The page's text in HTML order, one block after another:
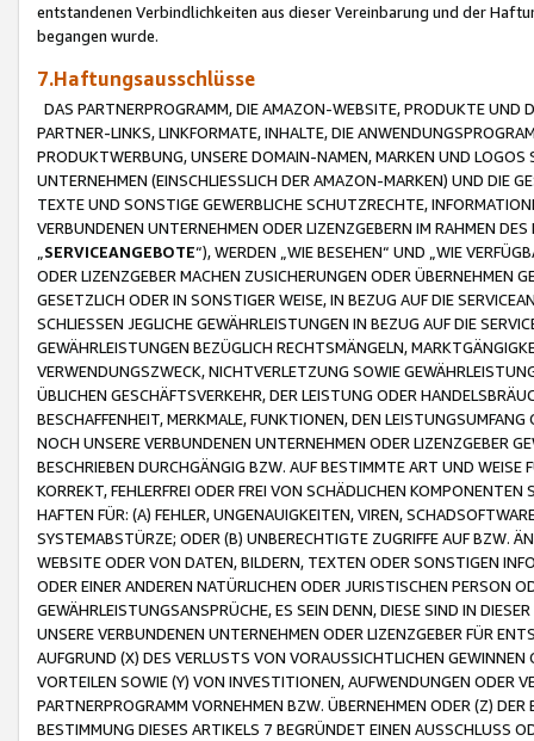
entstandenen Verbindlichkeiten aus dieser Vereinbarung und der
begangen wurde.
7.Haftungsausschlüsse
DAS PARTNERPROGRAMM, DIE AMAZON-WEBSITE, PRODUKTE UND
PARTNER-LINKS, LINKFORMATE, INHALTE, DIE
PRODUKTWERBUNG, UNSERE DOMAIN-NAMEN, MARKEN UND
UNTERNEHMEN (EINSCHLIESSLICH DER AMAZON-MARKEN) UND DIE
TEXTE UND SONSTIGE GEWERBLICHE SCHUTZRECHTE,
VERBUNDENEN UNTERNEHMEN ODER LIZENZGEBERN IM RAHMEN
SERVICEANGEBOTE“), WERDEN „WIE BESEHEN“ UND „WIE
ODER LIZENZGEBER MACHEN ZUSICHERUNGEN ODER ÜBERNEHMEN
GESETZLICH ODER IN SONSTIGER WEISE, IN BEZUG AUF DIE
SCHLIESSEN JEGLICHE GEWÄHRLEISTUNGEN IN BEZUG AUF DIE
GEWÄHRLEISTUNGEN BEZÜGLICH RECHTSMÄNGELN,
VERWENDUNGSZWECK, NICHTVERLETZUNG SOWIE
ÜBLICHEN GESCHÄFTSVERKEHR, DER LEISTUNG ODER
BESCHAFFENHEIT, MERKMALE, FUNKTIONEN, DEN
NOCH UNSERE VERBUNDENEN UNTERNEHMEN ODER LIZENZGEBER
BESCHRIEBEN DURCHGÄNGIG BZW. AUF BESTIMMTE ART UND
KORREKT, FEHLERFREI ODER FREI VON SCHÄDLICHEN
HAFTEN FÜR: (A) FEHLER, UNGENAUIGKEITEN, VIREN,
SYSTEMABSTÜRZE; ODER (B) UNBERECHTIGTE ZUGRIFFE AUF BZW.
WEBSITE ODER VON DATEN, BILDERN, TEXTEN ODER SONSTIGEN
ODER EINER ANDEREN NATÜRLICHEN ODER JURISTISCHEN PERSON
GEWÄHRLEISTUNGSANSPRÜCHE, ES SEIN DENN, DIESE SIND IN
UNSERE VERBUNDENEN UNTERNEHMEN ODER LIZENZGEBER FÜR
AUFGRUND (X) DES VERLUSTS VON VORAUSSICHTLICHEN
VORTEILEN SOWIE (Y) VON INVESTITIONEN, AUFWENDUNGEN ODER
PARTNERPROGRAMM VORNEHMEN BZW. ÜBERNEHMEN ODER (Z)
BESTIMMUNG DIESES ARTIKELS 7 BEGRÜNDET EINEN AUSSCHLUSS